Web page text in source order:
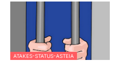
ATAKES-STATUS-ASTEIA